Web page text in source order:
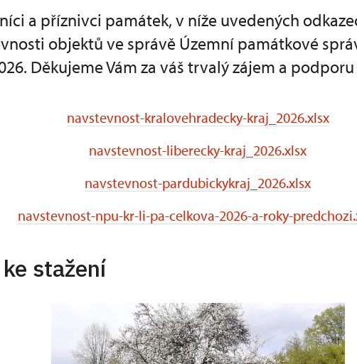
a příznivci památek, v níže uvedených
objektů ve správě Územní památkové
Děkujeme Vám za váš trvalý zájem a
navstevnost-kralovehradecky-kraj_2026.xlsx
navstevnost-liberecky-kraj_2026.xlsx
navstevnost-pardubickykraj_2026.xlsx
navstevnost-npu-kr-li-pa-celkova-2026-a-roky-
stažení